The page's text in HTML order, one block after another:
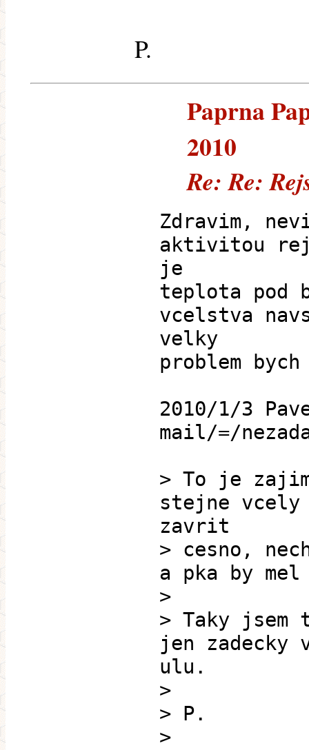
P.
Paprna
2010
Re: Re:
Zdravim,
aktivitou
je
teplota pod
vcelstva
velky
problem
2010/1/3
mail/=/
> To je
stejne
zavrit
> cesno,
a pka by
>
> Taky jsem
jen
ulu.
>
> P.
>